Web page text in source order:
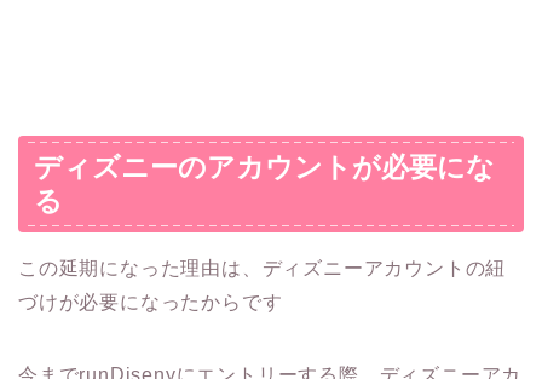
ディズニーのアカウントが必要にな
る
この延期になった理由は、ディズニーアカウントの紐
づけが必要になったからです